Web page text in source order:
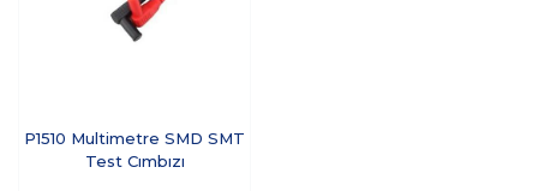
P1510 Multimetre SMD SMT
Test Cımbızı